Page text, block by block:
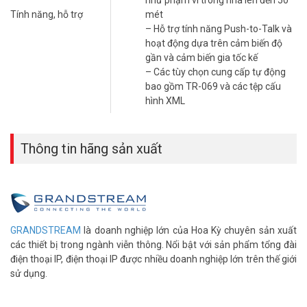
– Ghép nối với tối đa 5 thiết bị cầm tay DECT dòng DP của
Grandstream thông qua ghép nối tức thì bằng nút ghép nối chuyên
– Tối đa 10 tài khoản SIP trên mỗi hệ thống; lên đến 10 dòng trên
– Hỗ trợ phạm vi ngoài trời lên đến 400 mét với DP730 hoặc lên đến
350 mét với DP722 / DP720 cũng như phạm vi trong nhà lên đến
– Hỗ trợ tính năng Push-to-Talk và hoạt động dựa trên cảm biến độ
gần và cảm biến gia tốc kế
– Sản phẩm chính hãng Grandstream của Mỹ.
– Bảo hành: 12 tháng.
Đặt mua Online ngay sản phẩm Grandstream DP752 mới nhất, xin
vui lòng liên hệ HOTLINE
Tính năng, hỗ trợ
mét
– Hỗ trợ tính năng Push-to-Talk và
hoạt động dựa trên cảm biến độ
gần và cảm biến gia tốc kế
– Các tùy chọn cung cấp tự động
bao gồm TR-069 và các tệp cấu
hình XML
Thông tin hãng sản xuất
GRANDSTREAM là doanh nghiệp lớn của Hoa Kỳ chuyên sản xuất
các thiết bị trong ngành viễn thông. Nổi bật với sản phẩm tổng đài
điện thoại IP, điện thoại IP được nhiều doanh nghiệp lớn trên thế giới
sử dụng.